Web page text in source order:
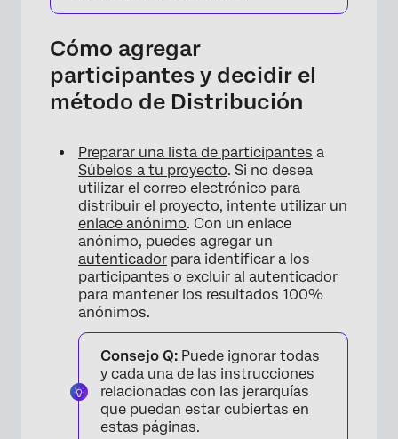
Cómo agregar
participantes y decidir el
método de Distribución
Preparar una lista de participantes a
Súbelos a tu proyecto. Si no desea
utilizar el correo electrónico para
distribuir el proyecto, intente utilizar un
enlace anónimo. Con un enlace
anónimo, puedes agregar un
autenticador para identificar a los
participantes o excluir al autenticador
para mantener los resultados 100%
anónimos.
Consejo Q: Puede ignorar todas
y cada una de las instrucciones
relacionadas con las jerarquías
que puedan estar cubiertas en
estas páginas.